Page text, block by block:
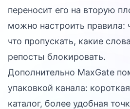
переносит его на вторую
можно настроить правила:
что пропускать, какие
репосты блокировать.
Дополнительно MaxGate
упаковкой канала:
каталог, более удобная